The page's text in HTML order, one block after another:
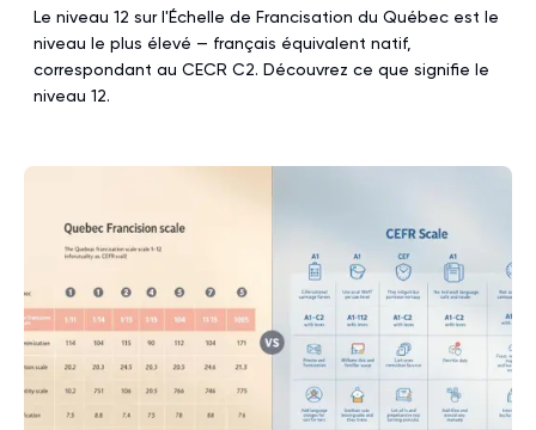
Le niveau 12 sur l'Échelle de Francisation du Québec est le
niveau le plus élevé — français équivalent natif,
correspondant au CECR C2. Découvrez ce que signifie le
niveau 12.